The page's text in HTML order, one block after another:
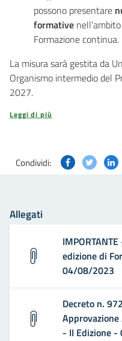
possono presentare
formative
Formazione continua.
La misura sarà gestita da
Organismo intermedio del
2027.
Leggi di più
Condividi: Condividi
Allegati
edizione di
04/08/2023
Decreto n.
- II Edizione